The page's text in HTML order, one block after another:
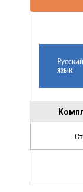
Русский
язык